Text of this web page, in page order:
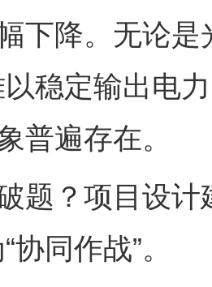
下降。无论
以稳定输出电
普遍存在。
？项目设计
协同作战”。